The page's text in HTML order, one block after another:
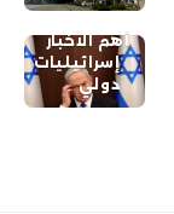
أهم الاخبار
إسرائيليات
دولي